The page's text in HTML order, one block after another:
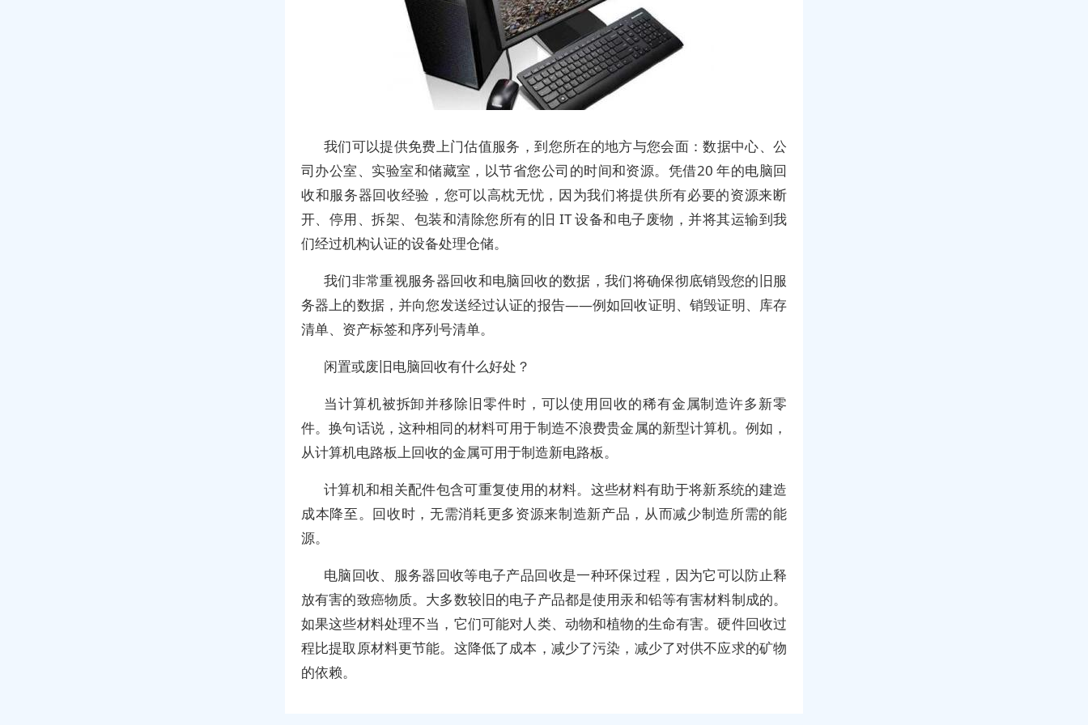
我们可以提供免费上门估值服务，到您所在的地方与您会面：数据中心、公
司办公室、实验室和储藏室，以节省您公司的时间和资源。凭借20 年的电脑回
收和服务器回收经验，您可以高枕无忧，因为我们将提供所有必要的资源来断
开、停用、拆架、包装和清除您所有的旧 IT 设备和电子废物，并将其运输到我
们经过机构认证的设备处理仓储。
我们非常重视服务器回收和电脑回收的数据，我们将确保彻底销毁您的旧服
务器上的数据，并向您发送经过认证的报告——例如回收证明、销毁证明、库存
清单、资产标签和序列号清单。
闲置或废旧电脑回收有什么好处？
当计算机被拆卸并移除旧零件时，可以使用回收的稀有金属制造许多新零
件。换句话说，这种相同的材料可用于制造不浪费贵金属的新型计算机。例如，
从计算机电路板上回收的金属可用于制造新电路板。
计算机和相关配件包含可重复使用的材料。这些材料有助于将新系统的建造
成本降至。回收时，无需消耗更多资源来制造新产品，从而减少制造所需的能
源。
电脑回收、服务器回收等电子产品回收是一种环保过程，因为它可以防止释
放有害的致癌物质。大多数较旧的电子产品都是使用汞和铅等有害材料制成的。
如果这些材料处理不当，它们可能对人类、动物和植物的生命有害。硬件回收过
程比提取原材料更节能。这降低了成本，减少了污染，减少了对供不应求的矿物
的依赖。